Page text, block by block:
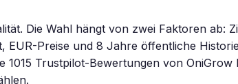
Die Wahl hängt von zwei Faktoren ab:
Preise und 8 Jahre öffentliche
Trustpilot-Bewertungen von OniGrow